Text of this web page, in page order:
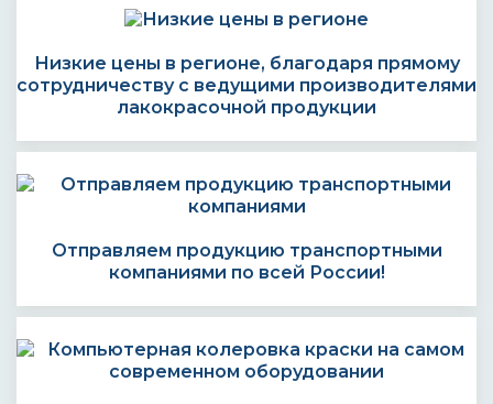
Низкие цены в регионе, благодаря прямому
сотрудничеству с ведущими производителями
лакокрасочной продукции
Отправляем продукцию транспортными
компаниями по всей России!